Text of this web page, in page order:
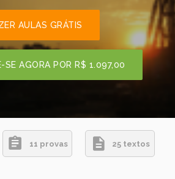
AULAS GRÁTIS
SE AGORA POR R$ 1.097,00
11 provas 25 textos